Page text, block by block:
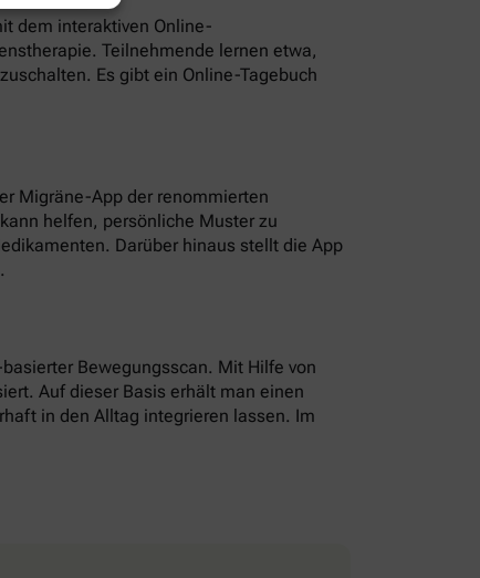
dem interaktiven Online-
Teilnehmende lernen etwa,
Es gibt ein Online-Tagebuch
Migräne-App der renommierten
helfen, persönliche Muster zu
Darüber hinaus stellt die App
Bewegungsscan. Mit Hilfe von
Auf dieser Basis erhält man einen
in den Alltag integrieren lassen. Im